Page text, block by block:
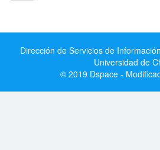
Dirección de Servicios de
Universidad de
© 2019 Dspace -